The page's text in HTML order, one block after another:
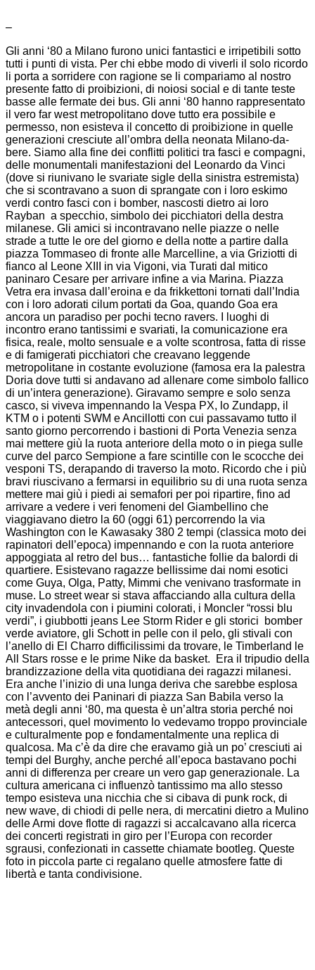
–
Gli anni ‘80 a Milano furono unici fantastici e irripetibili sotto
tutti i punti di vista. Per chi ebbe modo di viverli il solo ricordo
li porta a sorridere con ragione se li compariamo al nostro
presente fatto di proibizioni, di noiosi social e di tante teste
basse alle fermate dei bus. Gli anni ‘80 hanno rappresentato
il vero far west metropolitano dove tutto era possibile e
permesso, non esisteva il concetto di proibizione in quelle
generazioni cresciute all’ombra della neonata Milano-da-
bere. Siamo alla fine dei conflitti politici tra fasci e compagni,
delle monumentali manifestazioni del Leonardo da Vinci
(dove si riunivano le svariate sigle della sinistra estremista)
che si scontravano a suon di sprangate con i loro eskimo
verdi contro fasci con i bomber, nascosti dietro ai loro
Rayban a specchio, simbolo dei picchiatori della destra
milanese. Gli amici si incontravano nelle piazze o nelle
strade a tutte le ore del giorno e della notte a partire dalla
piazza Tommaseo di fronte alle Marcelline, a via Griziotti di
fianco al Leone XIII in via Vigoni, via Turati dal mitico
paninaro Cesare per arrivare infine a via Marina. Piazza
Vetra era invasa dall’eroina e da frikkettoni tornati dall’India
con i loro adorati cilum portati da Goa, quando Goa era
ancora un paradiso per pochi tecno ravers.
I luoghi di
incontro erano tantissimi e svariati, la comunicazione era
fisica, reale, molto sensuale e a volte scontrosa, fatta di risse
e di famigerati picchiatori che creavano leggende
metropolitane in costante evoluzione (famosa era la palestra
Doria dove tutti si andavano ad allenare come simbolo fallico
di un’intera generazione). Giravamo sempre e solo senza
casco, si viveva impennando la Vespa PX, lo Zundapp, il
KTM o i potenti SWM e Ancillotti con cui passavamo tutto il
santo giorno percorrendo i bastioni di Porta Venezia senza
mai mettere giù la ruota anteriore della moto o in piega sulle
curve del parco Sempione a fare scintille con le scocche dei
vesponi TS, derapando di traverso la moto. Ricordo che i più
bravi riuscivano a fermarsi in equilibrio su di una ruota senza
mettere mai giù i piedi ai semafori per poi ripartire, fino ad
arrivare a vedere i veri fenomeni del Giambellino che
viaggiavano dietro la 60 (oggi 61) percorrendo la via
Washington con le Kawasaky 380 2 tempi (classica moto dei
rapinatori dell’epoca) impennando e con la ruota anteriore
appoggiata al retro del bus… fantastiche follie da balordi di
quartiere. Esistevano ragazze bellissime dai nomi esotici
come Guya, Olga, Patty, Mimmi che venivano trasformate in
muse. Lo street wear si stava affacciando alla cultura della
city invadendola con i piumini colorati, i Moncler “rossi blu
verdi”, i giubbotti jeans Lee Storm Rider e gli storici
bomber
verde aviatore, gli Schott in pelle con il pelo, gli stivali con
l’anello di El Charro difficilissimi da trovare, le Timberland le
All Stars rosse e le prime Nike da basket.
Era il tripudio della
brandizzazione della vita quotidiana dei ragazzi milanesi.
Era anche l’inizio di una lunga deriva che sarebbe esplosa
con l’avvento dei Paninari di piazza San Babila verso la
metà degli anni ‘80, ma questa è un’altra storia perché noi
antecessori, quel movimento lo vedevamo troppo provinciale
e culturalmente pop e fondamentalmente una replica di
qualcosa. Ma c’è da dire che eravamo già un po’ cresciuti ai
tempi del Burghy, anche perché all’epoca bastavano pochi
anni di differenza per creare un vero gap generazionale. La
cultura americana ci influenzò tantissimo ma allo stesso
tempo esisteva una nicchia che si cibava di punk rock, di
new wave, di chiodi di pelle nera, di mercatini dietro a Mulino
delle Armi dove flotte di ragazzi si accalcavano alla ricerca
dei concerti registrati in giro per l’Europa con recorder
sgrausi, confezionati in cassette chiamate bootleg. Queste
foto in piccola parte ci regalano quelle atmosfere fatte di
libertà e tanta condivisione.